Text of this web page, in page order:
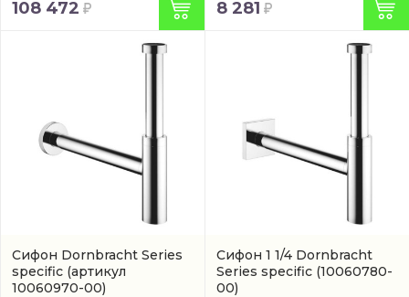
108 472 8 281
Сифон Dornbracht Series
specific (артикул
10060970-00)
Сифон 1 1/4 Dornbracht
Series specific (10060780-
00)